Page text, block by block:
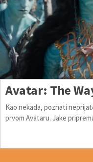
Avatar: The
Kao nekada, poznati
prvom Avataru. Jake